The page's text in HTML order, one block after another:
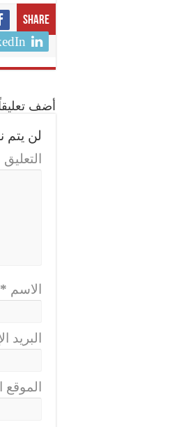
Share
أضف
لن يتم
التعليق
الاسم *
البريد
الموقع